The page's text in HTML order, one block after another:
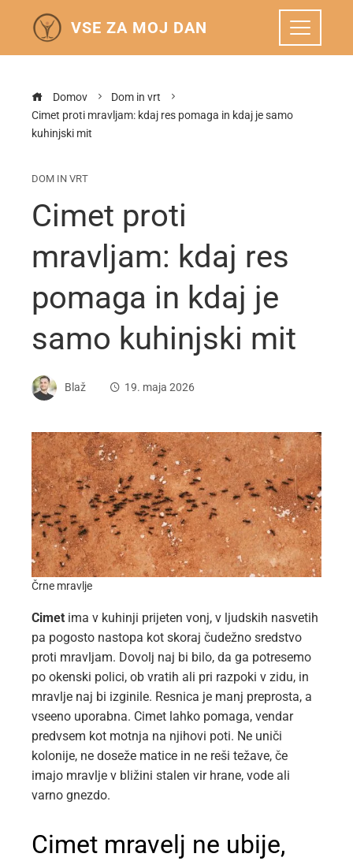
VSE ZA MOJ DAN
Domov
Dom in vrt
Cimet proti mravljam: kdaj res pomaga in kdaj je samo
kuhinjski mit
DOM IN VRT
Cimet proti
mravljam: kdaj res
pomaga in kdaj je
samo kuhinjski mit
Blaž 19. maja 2026
Črne mravlje
Cimet ima v kuhinji prijeten vonj, v ljudskih nasvetih
pa pogosto nastopa kot skoraj čudežno sredstvo
proti mravljam. Dovolj naj bi bilo, da ga potresemo
po okenski polici, ob vratih ali pri razpoki v zidu, in
mravlje naj bi izginile. Resnica je manj preprosta, a
vseeno uporabna. Cimet lahko pomaga, vendar
predvsem kot motnja na njihovi poti. Ne uniči
kolonije, ne doseže matice in ne reši težave, če
imajo mravlje v bližini stalen vir hrane, vode ali
varno gnezdo.
Cimet mravelj ne ubije,